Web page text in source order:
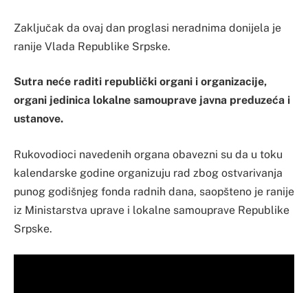
Zaključak da ovaj dan proglasi neradnima donijela je
ranije Vlada Republike Srpske.
Sutra neće raditi republički organi i organizacije,
organi jedinica lokalne samouprave javna preduzeća i
ustanove.
Rukovodioci navedenih organa obavezni su da u toku
kalendarske godine organizuju rad zbog ostvarivanja
punog godišnjeg fonda radnih dana, saopšteno je ranije
iz Ministarstva uprave i lokalne samouprave Republike
Srpske.